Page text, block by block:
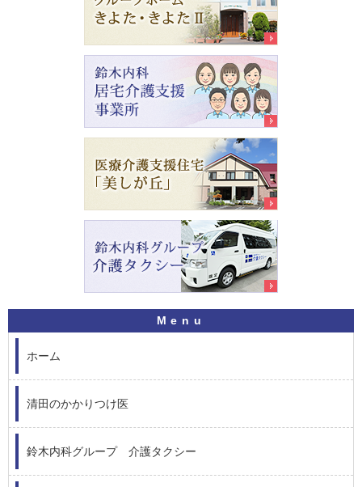
ホーム
清田のかかりつけ医
鈴木内科グループ 介護タクシー